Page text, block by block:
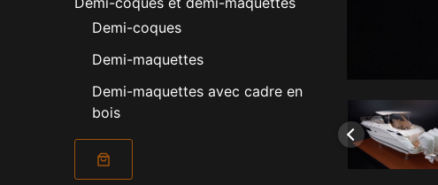
Demi-coques
Demi-maquettes
Demi-maquettes avec cadre en
bois